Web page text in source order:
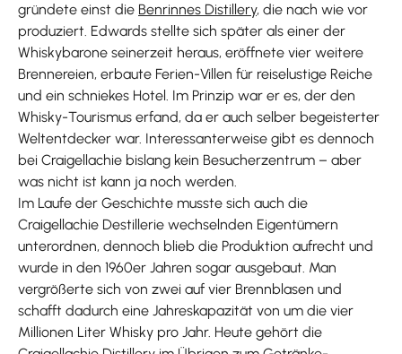
gründete einst die Benrinnes Distillery, die nach wie vor
produziert. Edwards stellte sich später als einer der
Whiskybarone seinerzeit heraus, eröffnete vier weitere
Brennereien, erbaute Ferien-Villen für reiselustige Reiche
und ein schniekes Hotel. Im Prinzip war er es, der den
Whisky-Tourismus erfand, da er auch selber begeisterter
Weltentdecker war. Interessanterweise gibt es dennoch
bei Craigellachie bislang kein Besucherzentrum – aber
was nicht ist kann ja noch werden.
Im Laufe der Geschichte musste sich auch die
Craigellachie Destillerie wechselnden Eigentümern
unterordnen, dennoch blieb die Produktion aufrecht und
wurde in den 1960er Jahren sogar ausgebaut. Man
vergrößerte sich von zwei auf vier Brennblasen und
schafft dadurch eine Jahreskapazität von um die vier
Millionen Liter Whisky pro Jahr. Heute gehört die